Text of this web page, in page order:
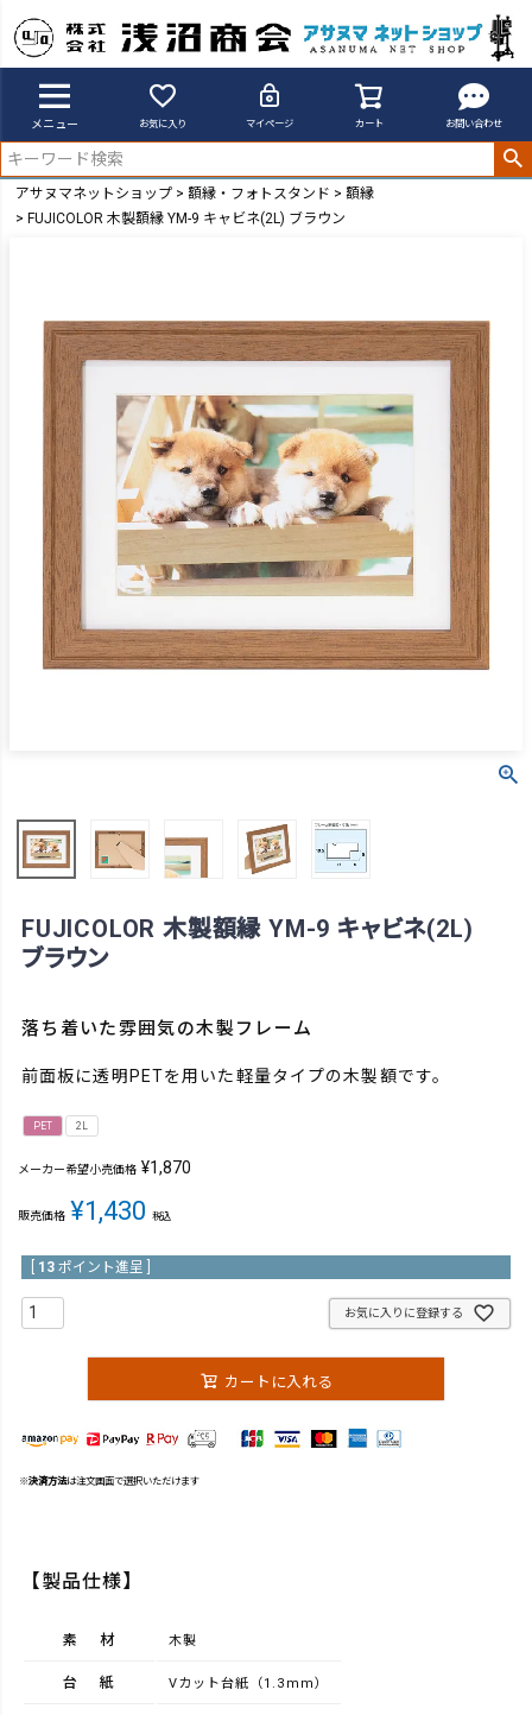
メニュー お気に入り マイページ カート お問い合わせ
アサヌマネットショップ 額縁・フォトスタンド
額縁
FUJICOLOR 木製額縁 YM-9 キャビネ(2L) ブラウン
FUJICOLOR 木製額縁 YM-9 キャビネ(2L)
ブラウン
落ち着いた雰囲気の木製フレーム
前面板に透明PETを用いた軽量タイプの木製額です。
PET 2L
メーカー希望小売価格 ¥1,870
販売価格 ¥1,430 税込
13 ポイント進呈 ]
お気に入りに登録する
カートに入れる
※決済方法は注文画面で選択いただけます
【製品仕様】
素材 木製
台紙 Vカット台紙（1.3mm）